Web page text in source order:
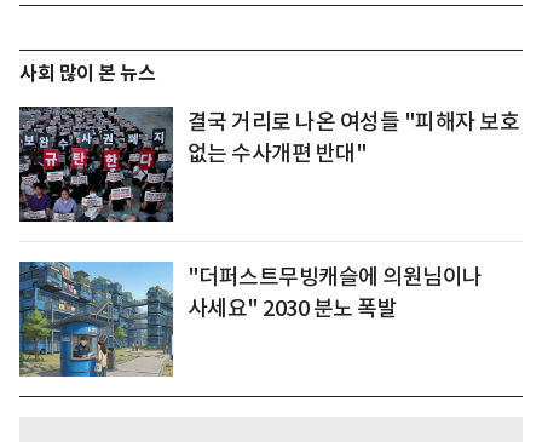
사회 많이 본 뉴스
결국 거리로 나온 여성들 "피해자 보호
없는 수사개편 반대"
"더퍼스트무빙캐슬에 의원님이나
사세요" 2030 분노 폭발